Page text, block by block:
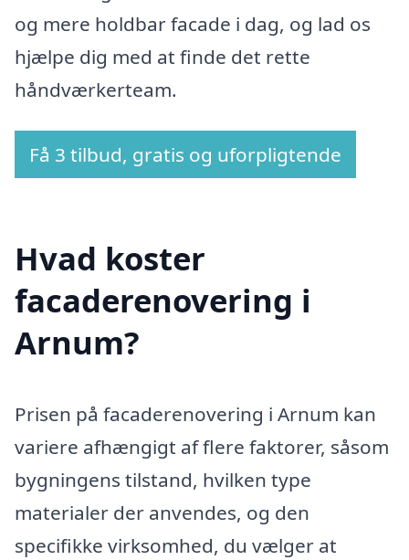
og mere holdbar facade i dag, og lad os
hjælpe dig med at finde det rette
håndværkerteam.
Få 3 tilbud, gratis og uforpligtende
Hvad koster
facaderenovering i
Arnum?
Prisen på facaderenovering i Arnum kan
variere afhængigt af flere faktorer, såsom
bygningens tilstand, hvilken type
materialer der anvendes, og den
specifikke virksomhed, du vælger at